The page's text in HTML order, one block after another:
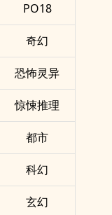
PO18
奇幻
恐怖灵异
惊悚推理
都市
科幻
玄幻